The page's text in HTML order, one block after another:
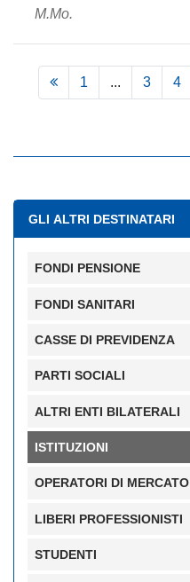
M.Mo.
1 ... 3 4
GLI ALTRI DESTINATARI
FONDI PENSIONE
FONDI SANITARI
CASSE DI PREVIDENZA
PARTI SOCIALI
ALTRI ENTI BILATERALI
ISTITUZIONI
OPERATORI DI MERCATO
LIBERI PROFESSIONISTI
STUDENTI